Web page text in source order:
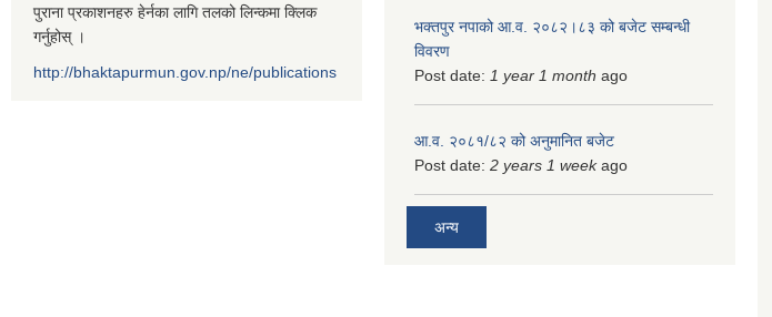
पुराना प्रकाशनहरु हेर्नका लागि तलको लिन्कमा क्लिक
गर्नुहोस् ।
http://bhaktapurmun.gov.np/ne/publications
भक्तपुर नपाको आ.व. २०८२।८३ को बजेट सम्बन्धी
विवरण
Post date: 1 year 1 month ago
आ.व. २०८१/८२ को अनुमानित बजेट
Post date: 2 years 1 weekago
अन्य